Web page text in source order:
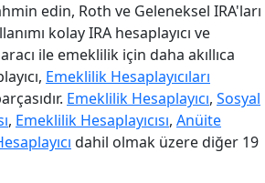
edin, Roth ve Geleneksel IRA'ları
kolay IRA hesaplayıcı ve
ile emeklilik için daha akıllıca
Emeklilik Hesaplayıcıları
Emeklilik Hesaplayıcı, Sosyal
, Emeklilik Hesaplayıcısı, Anüite
dahil olmak üzere diğer 19